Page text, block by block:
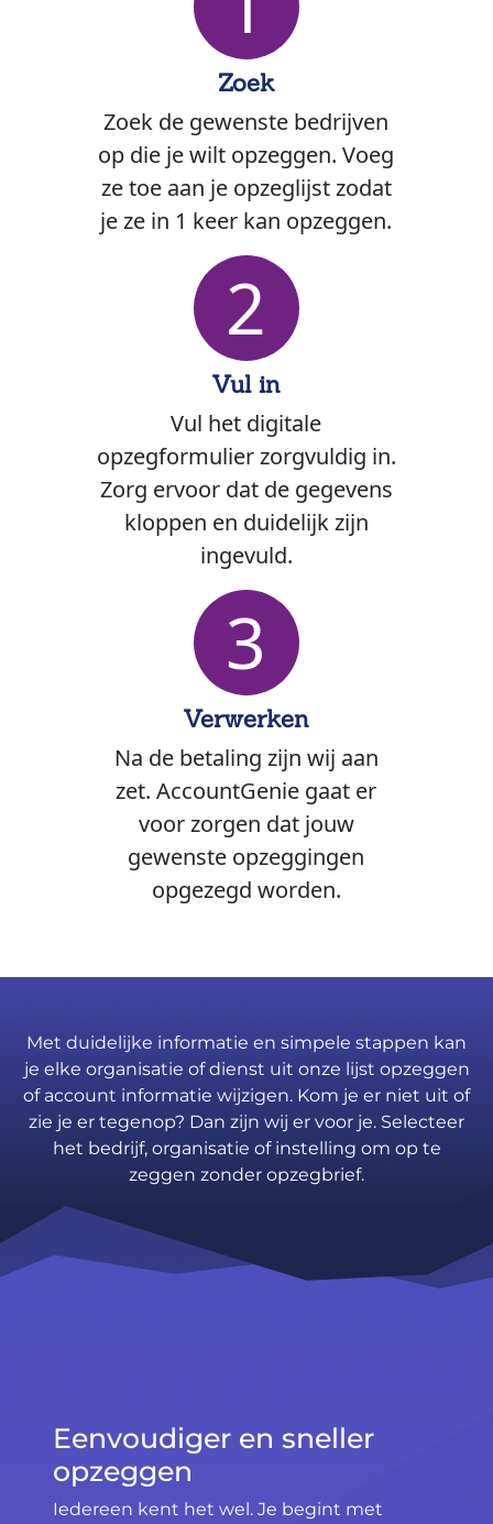
Zoek
Zoek de gewenste bedrijven
op die je wilt opzeggen. Voeg
ze toe aan je opzeglijst zodat
je ze in 1 keer kan opzeggen.
2
Vul in
Vul het digitale
opzegformulier zorgvuldig in.
Zorg ervoor dat de gegevens
kloppen en duidelijk zijn
ingevuld.
3
Verwerken
Na de betaling zijn wij aan
zet. AccountGenie gaat er
voor zorgen dat jouw
gewenste opzeggingen
opgezegd worden.
Met duidelijke informatie en simpele stappen kan
je elke organisatie of dienst uit onze lijst opzeggen
of account informatie wijzigen. Kom je er niet uit of
zie je er tegenop? Dan zijn wij er voor je. Selecteer
het bedrijf, organisatie of instelling om op te
zeggen zonder opzegbrief.
Eenvoudiger en sneller
opzeggen
Iedereen kent het wel. Je begint met